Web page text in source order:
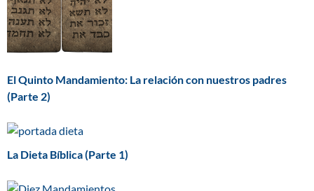
El Quinto Mandamiento: La relación con nuestros padres
(Parte 2)
La Dieta Bíblica (Parte 1)